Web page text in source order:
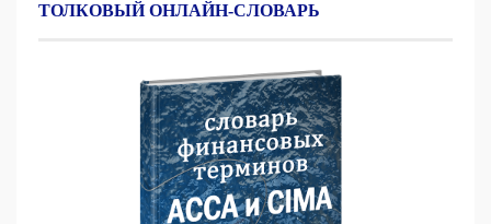
ТОЛКОВЫЙ ОНЛАЙН-СЛОВАРЬ